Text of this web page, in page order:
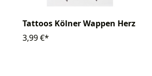
Tattoos Kölner Wappen Herz
3,99 €*